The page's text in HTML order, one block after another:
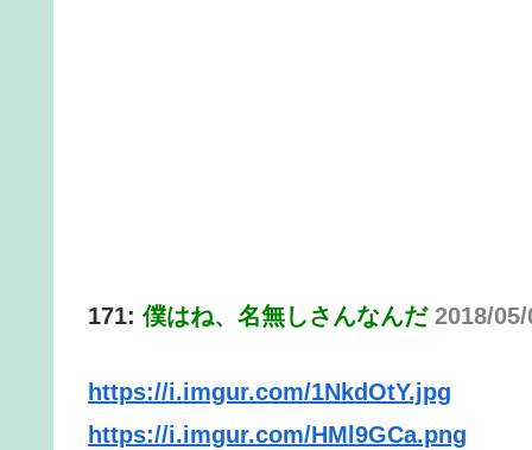
171:僕はね、名無しさんなんだ 2018/
https://i.imgur.com/1NkdOtY.jpg
https://i.imgur.com/HMl9GCa.png